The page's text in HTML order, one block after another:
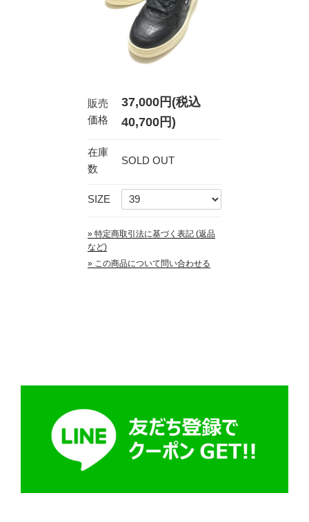
販売
価格
37,000円(税込
40,700円)
在庫
数
SOLD OUT
SIZE
» 特定商取引法に基づく表記 (返品
など)
» この商品について問い合わせる